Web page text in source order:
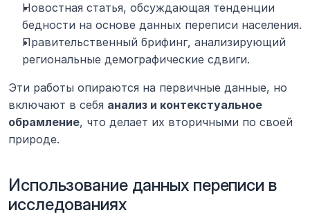
Новостная статья, обсуждающая тенденции
бедности на основе данных переписи населения.
Правительственный брифинг, анализирующий
региональные демографические сдвиги.
Эти работы опираются на первичные данные, но
включают в себя анализ и контекстуальное
обрамление, что делает их вторичными по своей
природе.
Использование данных переписи в
исследованиях